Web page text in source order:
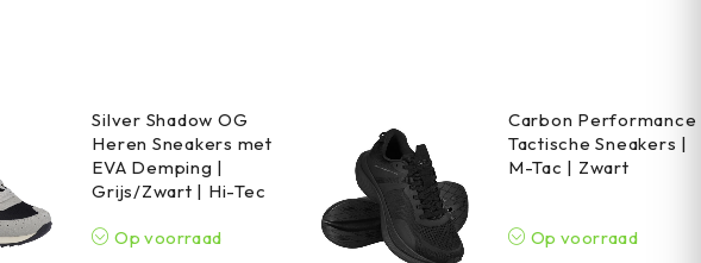
Silver Shadow OG
Heren Sneakers met
EVA Demping |
Grijs/Zwart | Hi-Tec
Op voorraad
Carbon Performance
Tactische Sneakers |
M-Tac | Zwart
Op voorraad